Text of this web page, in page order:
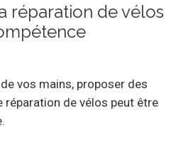
réparation de vélos
vos mains, proposer des
de vélos peut être